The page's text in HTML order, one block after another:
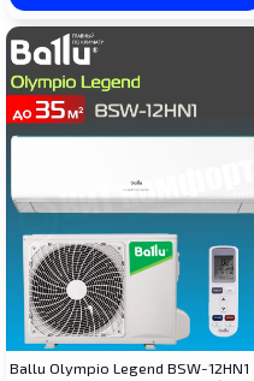
Ballu Olympio Legend BSW-12HN1